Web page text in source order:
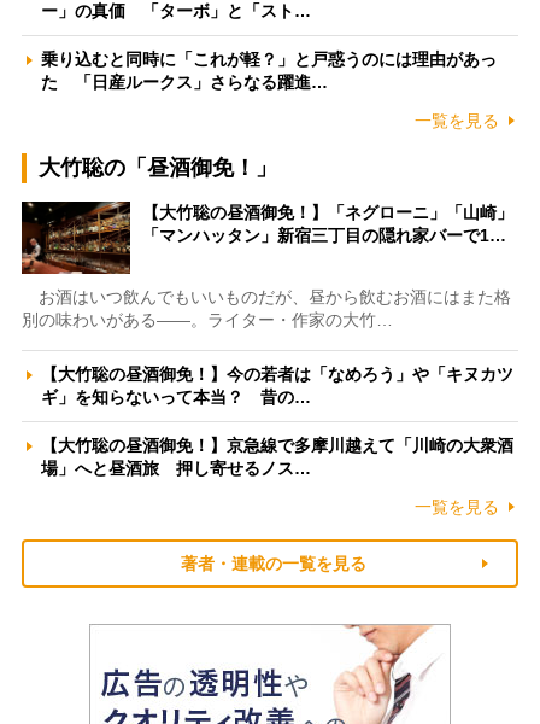
ー」の真価 「ターボ」と「スト…
乗り込むと同時に「これが軽？」と戸惑うのには理由があっ
た 「日産ルークス」さらなる躍進…
一覧を見る
大竹聡の「昼酒御免！」
【大竹聡の昼酒御免！】「ネグローニ」「山崎」
「マンハッタン」新宿三丁目の隠れ家バーで1…
お酒はいつ飲んでもいいものだが、昼から飲むお酒にはまた格
別の味わいがある――。ライター・作家の大竹…
【大竹聡の昼酒御免！】今の若者は「なめろう」や「キヌカツ
ギ」を知らないって本当？ 昔の…
【大竹聡の昼酒御免！】京急線で多摩川越えて「川崎の大衆酒
場」へと昼酒旅 押し寄せるノス…
一覧を見る
著者・連載の一覧を見る